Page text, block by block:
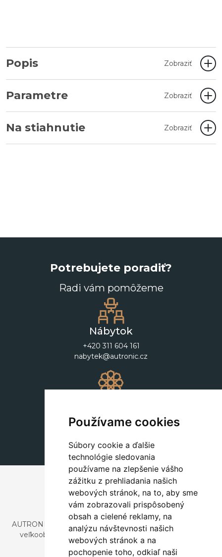
Používame cookies
Súbory cookie a ďalšie
technológie sledovania
používame na zlepšenie vášho
zážitku z prehliadania našich
webových stránok, na to, aby sme
vám zobrazovali prispôsobený
obsah a cielené reklamy, na
analýzu návštevnosti našich
webových stránok a na
pochopenie toho, odkiaľ naši
Popis Zobraziť
Parametre Zobraziť
Na stiahnutie Zobraziť
Potrebujete poradiť?
Radi vám pomôžeme
Nábytok
+420 311 604 161
nabytek@autronic.cz
+420 311 604 182
dekorace@autronic.cz
AUTRONIC, s.r.o. je spoločnosť zaoberajúca sa dovozom a
veľkoobchodným predajom dizajnového aj štýlového
nábytku a dekorácií.